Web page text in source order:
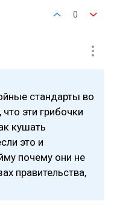
0
стандарты во
эти грибочки
кушать
это и
почему они не
правительства,